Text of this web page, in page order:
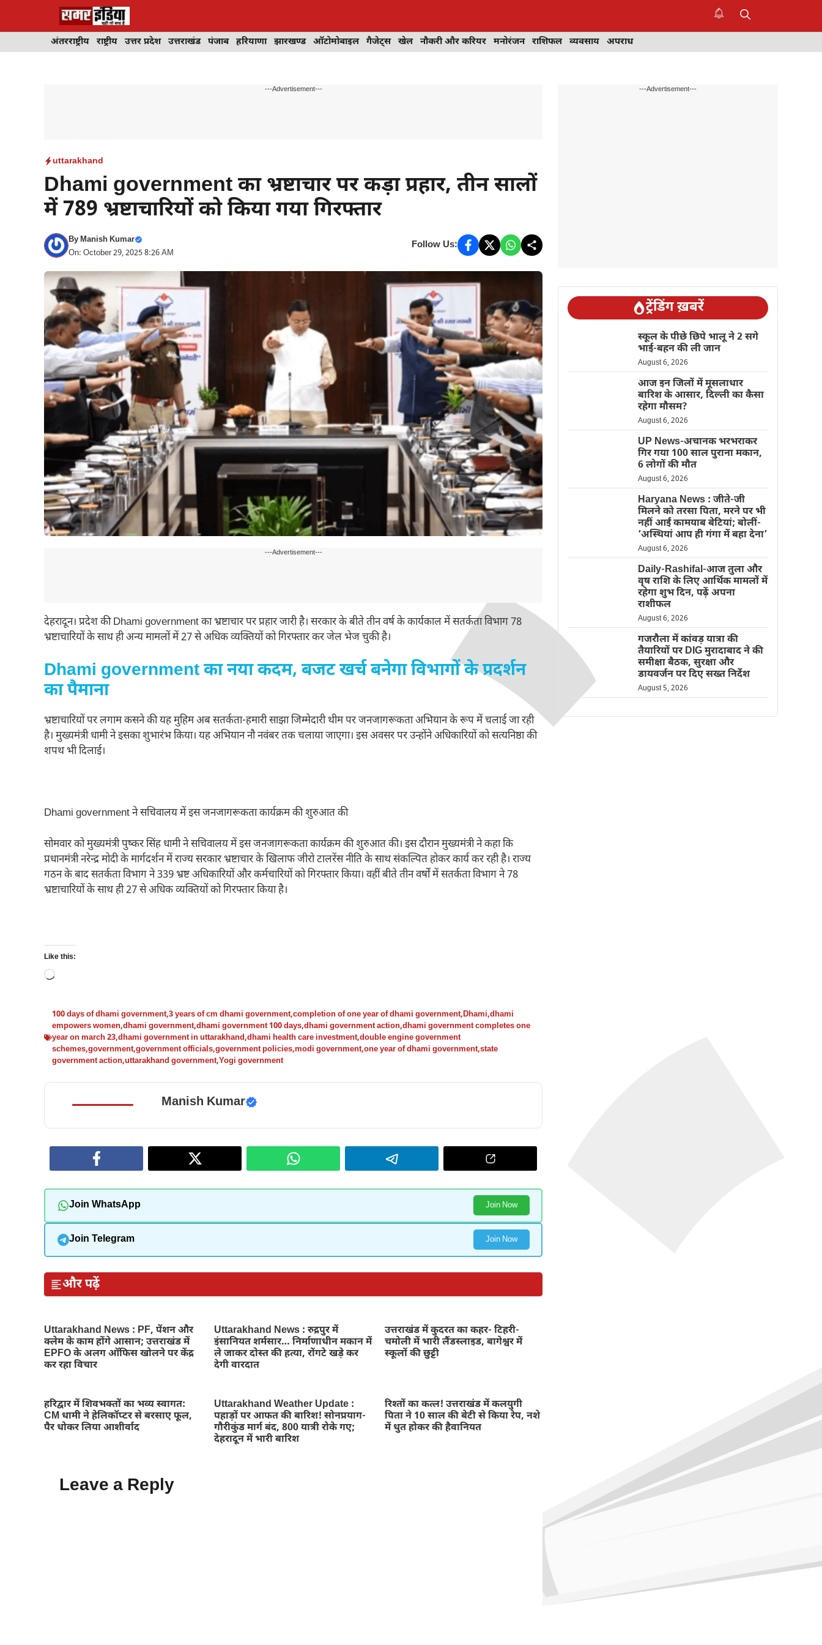
अंतरराष्ट्रीय राष्ट्रीय उत्तर प्रदेश उत्तराखंड पंजाब हरियाणा झारखण्ड ऑटोमोबाइल गैजेट्स खेल नौकरी और करियर मनोरंजन राशिफल व्यवसाय अपराध
---Advertisement---
uttarakhand
Dhami government का भ्रष्टाचार पर कड़ा प्रहार, तीन सालों
में 789 भ्रष्टाचारियों को किया गया गिरफ्तार
ByManish Kumar
On: October 29, 2025 8:26 AM
Follow Us:
---Advertisement---
देहरादून। प्रदेश की Dhami government का भ्रष्टाचार पर प्रहार जारी है। सरकार के बीते तीन वर्ष के कार्यकाल में सतर्कता विभाग 78
भ्रष्टाचारियों के साथ ही अन्य मामलों में 27 से अधिक व्यक्तियों को गिरफ्तार कर जेल भेज चुकी है।
Dhami government का नया कदम, बजट खर्च बनेगा विभागों के प्रदर्शन
का पैमाना
भ्रष्टाचारियों पर लगाम कसने की यह मुहिम अब सतर्कता-हमारी साझा जिम्मेदारी थीम पर जनजागरूकता अभियान के रूप में चलाई जा रही
है। मुख्यमंत्री धामी ने इसका शुभारंभ किया। यह अभियान नौ नवंबर तक चलाया जाएगा। इस अवसर पर उन्होंने अधिकारियों को सत्यनिष्ठा की
शपथ भी दिलाई।
Dhami government ने सचिवालय में इस जनजागरूकता कार्यक्रम की शुरुआत की
सोमवार को मुख्यमंत्री पुष्कर सिंह धामी ने सचिवालय में इस जनजागरूकता कार्यक्रम की शुरुआत की। इस दौरान मुख्यमंत्री ने कहा कि
प्रधानमंत्री नरेन्द्र मोदी के मार्गदर्शन में राज्य सरकार भ्रष्टाचार के खिलाफ जीरो टालरेंस नीति के साथ संकल्पित होकर कार्य कर रही है। राज्य
गठन के बाद सतर्कता विभाग ने 339 भ्रष्ट अधिकारियों और कर्मचारियों को गिरफ्तार किया। वहीं बीते तीन वर्षों में सतर्कता विभाग ने 78
भ्रष्टाचारियों के साथ ही 27 से अधिक व्यक्तियों को गिरफ्तार किया है।
Like this:
Loading…
100 days of dhami government,3 years of cm dhami government,completion of one year of dhami government,Dhami,dhami
empowers women,dhami government,dhami government 100 days,dhami government action,dhami government completes one
year on march 23,dhami government in uttarakhand,dhami health care investment,double engine government
schemes,government,government officials,government policies,modi government,one year of dhami government,state
government action,uttarakhand government,Yogi government
Manish Kumar
Join WhatsApp Join Now
Join Telegram Join Now
और पढ़ें
Uttarakhand News : PF, पेंशन और
क्लेम के काम होंगे आसान; उत्तराखंड में
EPFO के अलग ऑफिस खोलने पर केंद्र
कर रहा विचार
Uttarakhand News : रुद्रपुर में
इंसानियत शर्मसार… निर्माणाधीन मकान में
ले जाकर दोस्त की हत्या, रोंगटे खड़े कर
देगी वारदात
उत्तराखंड में कुदरत का कहर- टिहरी-
चमोली में भारी लैंडस्लाइड, बागेश्वर में
स्कूलों की छुट्टी
हरिद्वार में शिवभक्तों का भव्य स्वागत:
CM धामी ने हेलिकॉप्टर से बरसाए फूल,
पैर धोकर लिया आशीर्वाद
Uttarakhand Weather Update :
पहाड़ों पर आफत की बारिश! सोनप्रयाग-
गौरीकुंड मार्ग बंद, 800 यात्री रोके गए;
देहरादून में भारी बारिश
रिश्तों का कत्ल! उत्तराखंड में कलयुगी
पिता ने 10 साल की बेटी से किया रेप, नशे
में धुत होकर की हैवानियत
Leave a Reply
---Advertisement---
ट्रेंडिंग ख़बरें
स्कूल के पीछे छिपे भालू ने 2 सगे
भाई-बहन की ली जान
August 6, 2026
आज इन जिलों में मूसलाधार
बारिश के आसार, दिल्ली का कैसा
रहेगा मौसम?
August 6, 2026
UP News-अचानक भरभराकर
गिर गया 100 साल पुराना मकान,
6 लोगों की मौत
August 6, 2026
Haryana News : जीते-जी
मिलने को तरसा पिता, मरने पर भी
नहीं आईं कामयाब बेटियां; बोलीं-
‘अस्थियां आप ही गंगा में बहा देना’
August 6, 2026
Daily-Rashifal-आज तुला और
वृष राशि के लिए आर्थिक मामलों में
रहेगा शुभ दिन, पढ़ें अपना
राशीफल
August 6, 2026
गजरौला में कांवड़ यात्रा की
तैयारियों पर DIG मुरादाबाद ने की
समीक्षा बैठक, सुरक्षा और
डायवर्जन पर दिए सख्त निर्देश
August 5, 2026